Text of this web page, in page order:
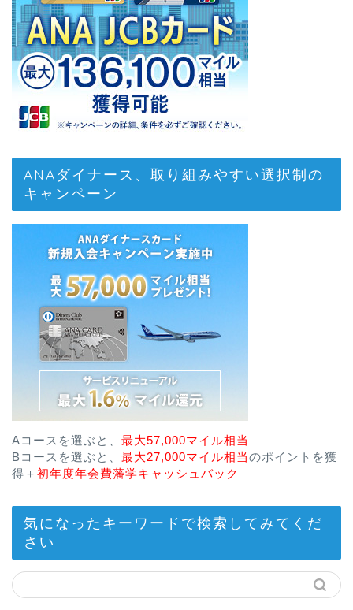
ANAダイナース、取り組みやすい選択制の
キャンペーン
Aコースを選ぶと、 最大57,000マイル相当
Bコースを選ぶと、 最大27,000マイル相当のポイントを獲
得＋ 初年度年会費藩学キャッシュバック
気になったキーワードで検索してみてくだ
さい